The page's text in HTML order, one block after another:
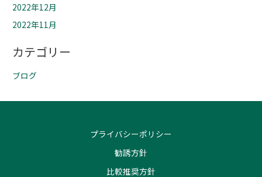
2022年12月
2022年11月
カテゴリー
ブログ
プライバシーポリシー
勧誘方針
比較推奨方針